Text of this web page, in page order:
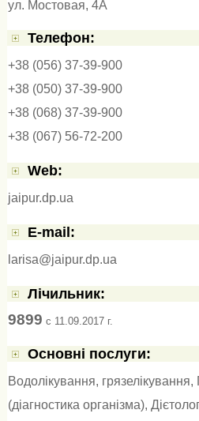
ул. Мостовая, 4А
Телефон:
+38 (056) 37-39-900
+38 (050) 37-39-900
+38 (068) 37-39-900
+38 (067) 56-72-200
Web:
jaipur.dp.ua
E-mail:
larisa@jaipur.dp.ua
Лічильник:
9899 c 11.09.2017 г.
Основні послуги:
Водолікування, грязелікування,
(діагностика організма), Дієтолог